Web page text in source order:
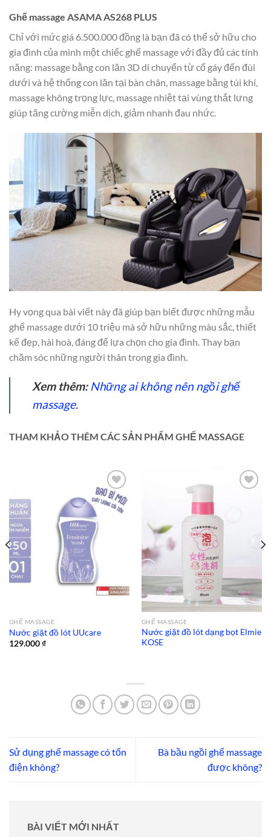
Ghế massage ASAMA AS268 PLUS
Chỉ với mức giá 6.500.000 đồng là bạn đã có thể sở hữu cho
gia đình của mình một chiếc ghế massage với đầy đủ các tính
năng: massage bằng con lăn 3D di chuyển từ cổ gáy đến đùi
dưới và hệ thống con lăn tại bàn chân, massage bằng túi khí,
massage không trọng lực, massage nhiệt tại vùng thắt lưng
giúp tăng cường miễn dịch, giảm nhanh đau nhức.
Hy vọng qua bài viết này đã giúp bạn biết được những mẫu
ghế massage dưới 10 triệu mà sở hữu những màu sắc, thiết
kế đẹp, hài hoà, đáng để lựa chọn cho gia đình. Thay bạn
chăm sóc những người thân trong gia đình.
Xem thêm: Những ai không nên ngồi ghế
massage.
THAM KHẢO THÊM CÁC SẢN PHẨM GHẾ MASSAGE
Add to
wishlist
GHẾ MASSAGE
Nước giặt đồ lót UUcare
129.000₫
GHẾ MASSAGE
Nước giặt đồ lót dạng bọt Elmie
KOSE
Sử dụng ghế massage có tốn
điện không?
Bà bầu ngồi ghế massage
được không?
BÀI VIẾT MỚI NHẤT